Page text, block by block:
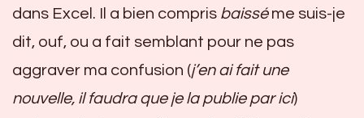
dans Excel. Il a bien compris baisséme suis-je
dit, ouf, ou a fait semblant pour ne pas
aggraver ma confusion (j’en ai fait une
nouvelle, il faudra que je la publie par ici)